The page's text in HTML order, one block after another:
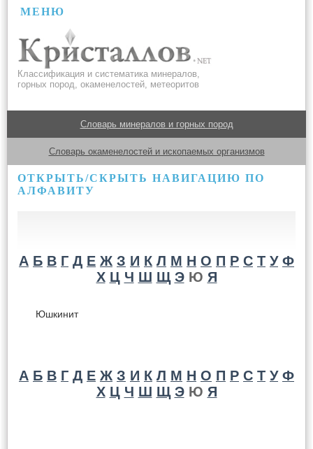
МЕНЮ
Классификация и систематика минералов,
горных пород, окаменелостей, метеоритов
Словарь минералов и горных пород
Словарь окаменелостей и ископаемых организмов
ОТКРЫТЬ/СКРЫТЬ НАВИГАЦИЮ ПО
АЛФАВИТУ
А Б В Г Д Е Ж З И К Л М Н О П Р С Т У Ф
Х Ц Ч Ш Щ Э Ю Я
Юшкинит
А Б В Г Д Е Ж З И К Л М Н О П Р С Т У Ф
Х Ц Ч Ш Щ Э Ю Я